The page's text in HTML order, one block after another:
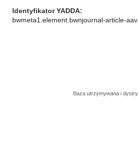
Identyfikator YADDA
bwmeta1.element.bwnjournal-article-
Baza utrzymywana i